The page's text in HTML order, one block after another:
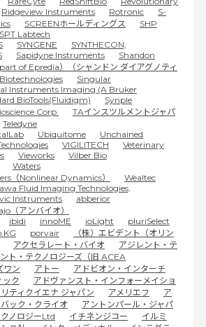
Ridgeview Instruments Rotronic
S-
SCREENホールディングス
SHP
SPT Labtech
SYNGENE
SYNTHECON,
Sapidyne Instruments
Shandon
of Epredia）（シャンドン ダイアグノティ
Singular
Instruments Imaging (A Bruker
BioTools(Fluidigm)
Synple
Corp.
TAインスツルメントジャパ
Teledyne
Ubiquitome
Unchained
VIGILITECH
Veterinary
Vieworks
Vilber Bio
Waters
（Nonlinear Dynamics）
Wealtec
Fluid Imaging Technologies,
Instruments
abberior
（アンバイオ）
ibidi innoME ioLight
pluriSelect
porvair
（株）エビデント（オリン
アクセラレート・バイオ
アジレント・テ
ト・テクノロジーズ（旧 ACEA
ワン アトー
アドビオン・インターチ
ック
アドヴァンスト・インフォーメイショ
ティクイエナ ジャパン アメリエフ
ア
ック・クライオ
アントンパール・ジャパ
ノロジーLtd イチネンジコー
イルミ